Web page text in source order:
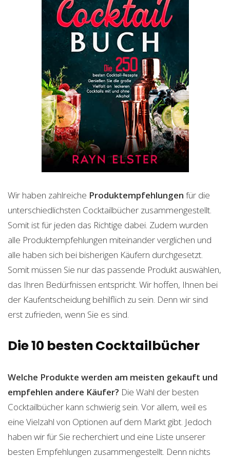
Wir haben zahlreiche Produktempfehlungen für die
unterschiedlichsten Cocktailbücher zusammengestellt.
Somit ist für jeden das Richtige dabei. Zudem wurden
alle Produktempfehlungen miteinander verglichen und
alle haben sich bei bisherigen Käufern durchgesetzt.
Somit müssen Sie nur das passende Produkt auswählen,
das Ihren Bedürfnissen entspricht. Wir hoffen, Ihnen bei
der Kaufentscheidung behilflich zu sein. Denn wir sind
erst zufrieden, wenn Sie es sind.
Die 10 besten Cocktailbücher
Welche Produkte werden am meisten gekauft und
empfehlen andere Käufer? Die Wahl der besten
Cocktailbücher kann schwierig sein. Vor allem, weil es
eine Vielzahl von Optionen auf dem Markt gibt. Jedoch
haben wir für Sie recherchiert und eine Liste unserer
besten Empfehlungen zusammengestellt. Denn nichts